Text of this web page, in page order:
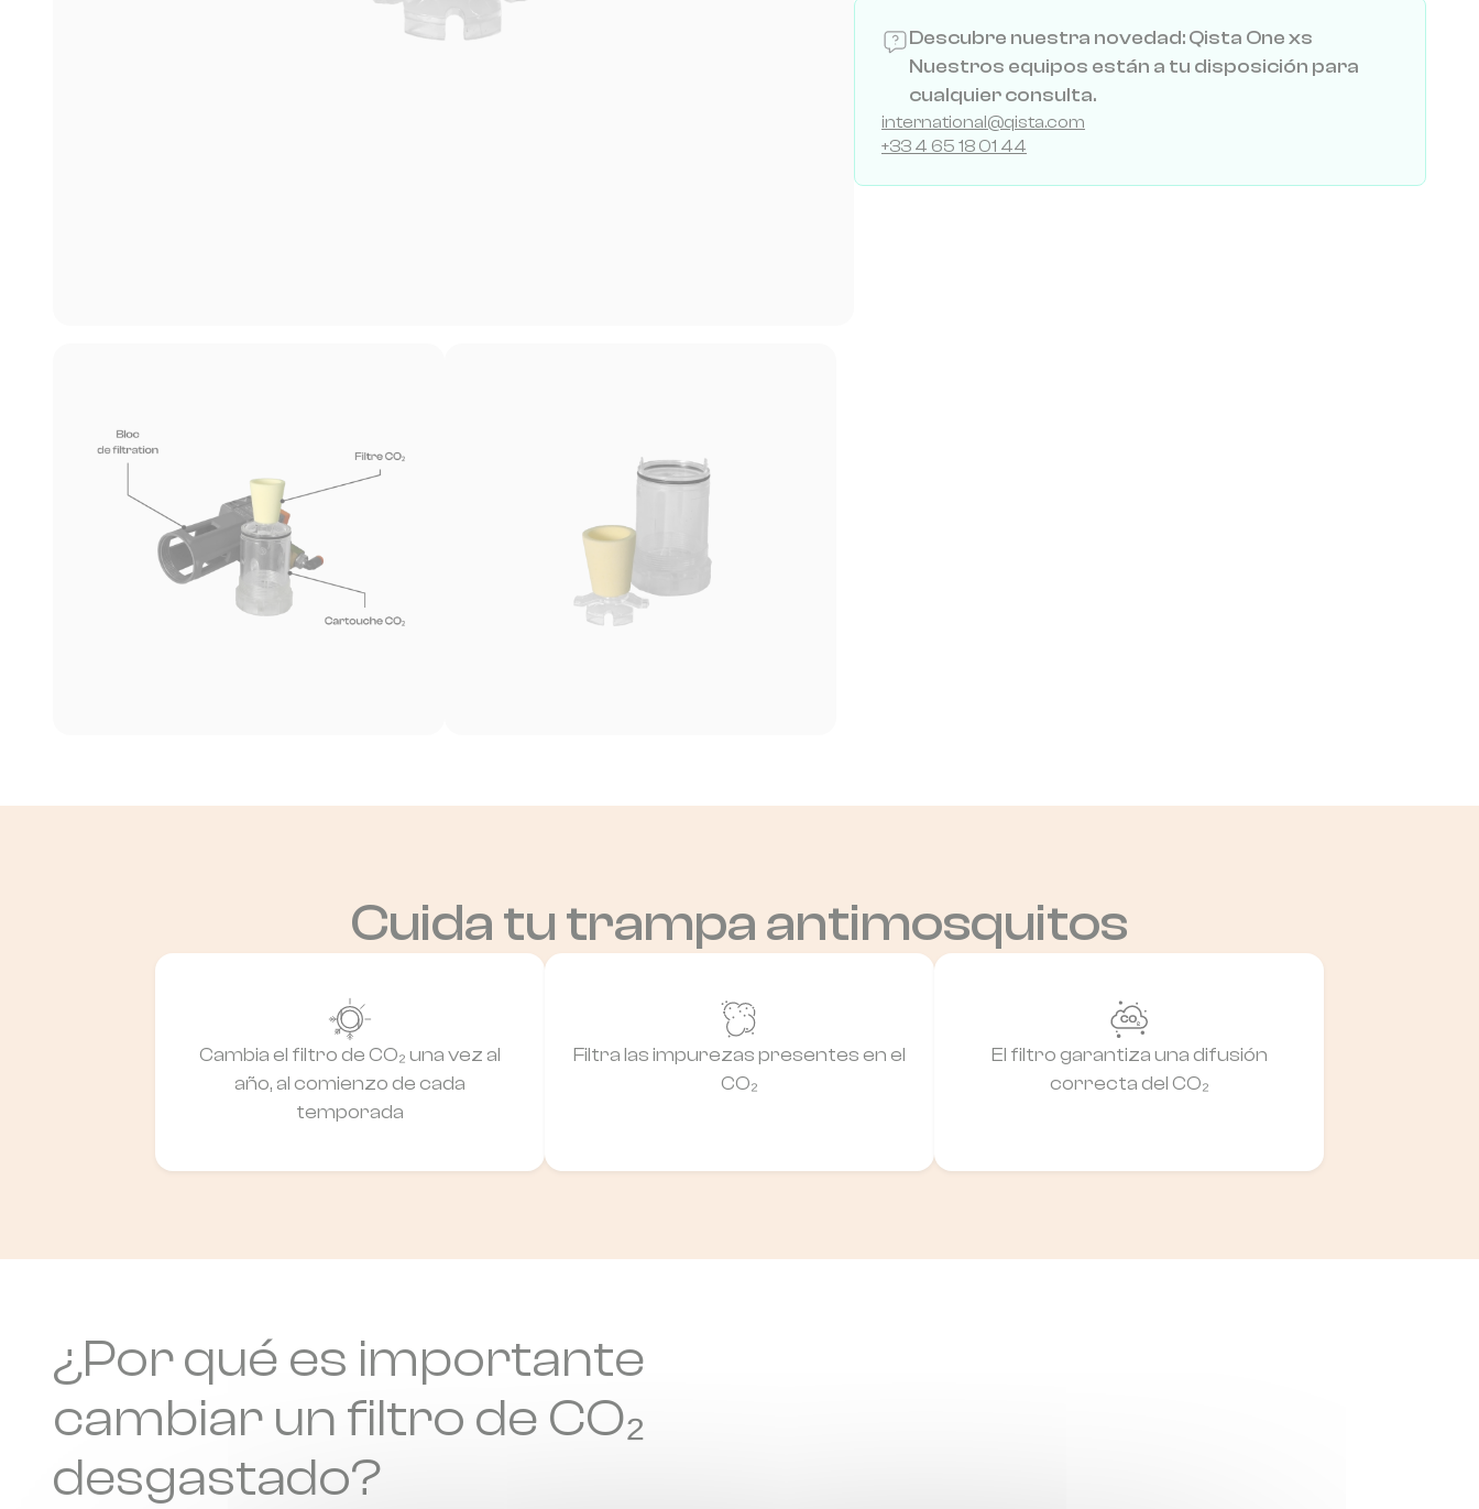
Descubre nuestra novedad: Qista One xs
Nuestros equipos están a tu disposición para
cualquier consulta.
international@qista.com
+33 4 65 18 01 44
Cuida tu trampa antimosquitos
Cambia el filtro de CO₂ una vez al
año, al comienzo de cada
temporada
Filtra las impurezas presentes en el
CO₂
El filtro garantiza una difusión
correcta del CO₂
¿Por qué es importante
cambiar un filtro de CO₂
desgastado?